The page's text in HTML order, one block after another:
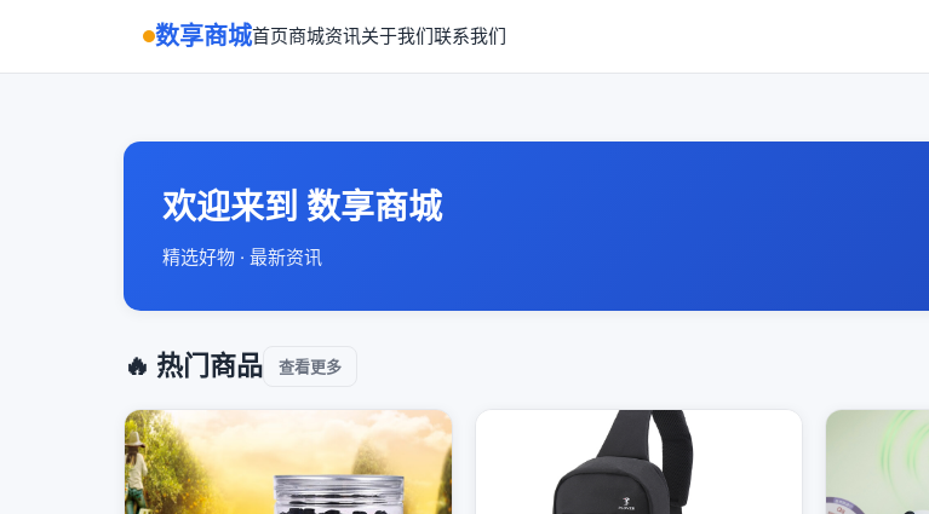
数享商城首页商城资讯关于我们联系我们
欢迎来到 数享商城
精选好物 · 最新资讯
🔥 热门商品 查看更多